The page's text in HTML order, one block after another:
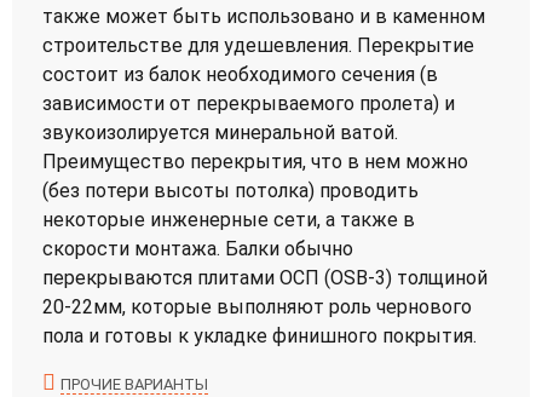
также может быть использовано и в каменном
строительстве для удешевления. Перекрытие
состоит из балок необходимого сечения (в
зависимости от перекрываемого пролета) и
звукоизолируется минеральной ватой.
Преимущество перекрытия, что в нем можно
(без потери высоты потолка) проводить
некоторые инженерные сети, а также в
скорости монтажа. Балки обычно
перекрываются плитами ОСП (OSB-3) толщиной
20-22мм, которые выполняют роль чернового
пола и готовы к укладке финишного покрытия.
ПРОЧИЕ ВАРИАНТЫ